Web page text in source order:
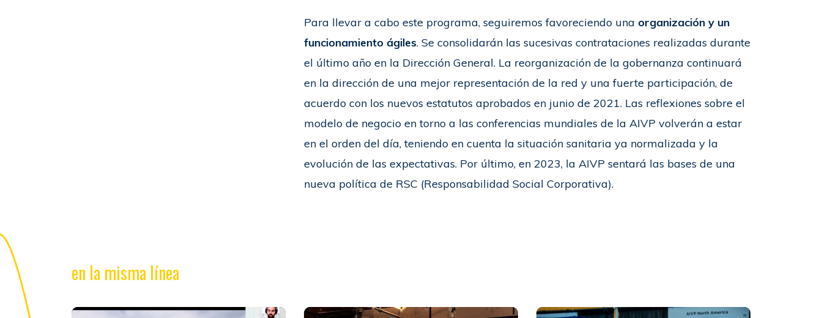
Para llevar a cabo este programa, seguiremos favoreciendo una organización y un
funcionamiento ágiles. Se consolidarán las sucesivas contrataciones realizadas durante
el último año en la Dirección General. La reorganización de la gobernanza continuará
en la dirección de una mejor representación de la red y una fuerte participación, de
acuerdo con los nuevos estatutos aprobados en junio de 2021. Las reflexiones sobre el
modelo de negocio en torno a las conferencias mundiales de la AIVP volverán a estar
en el orden del día, teniendo en cuenta la situación sanitaria ya normalizada y la
evolución de las expectativas. Por último, en 2023, la AIVP sentará las bases de una
nueva política de RSC (Responsabilidad Social Corporativa).
en la misma línea